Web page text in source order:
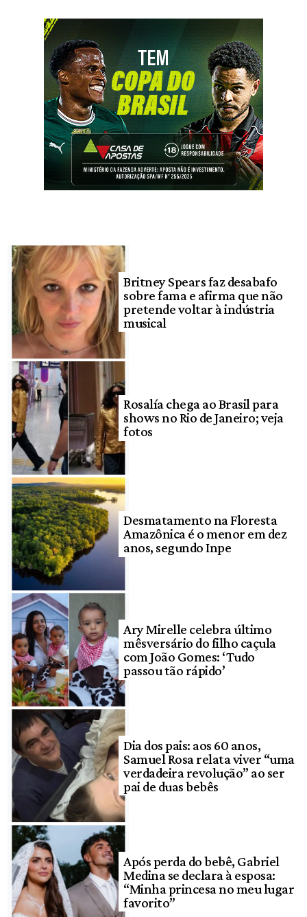
Britney Spears faz desabafo
sobre fama e afirma que não
pretende voltar à indústria
musical
Rosalía chega ao Brasil para
shows no Rio de Janeiro; veja
fotos
Desmatamento na Floresta
Amazônica é o menor em dez
anos, segundo Inpe
Ary Mirelle celebra último
mêsversário do filho caçula
com João Gomes: ‘Tudo
passou tão rápido’
Dia dos pais: aos 60 anos,
Samuel Rosa relata viver “uma
verdadeira revolução” ao ser
pai de duas bebês
Após perda do bebê, Gabriel
Medina se declara à esposa:
“Minha princesa no meu lugar
favorito”